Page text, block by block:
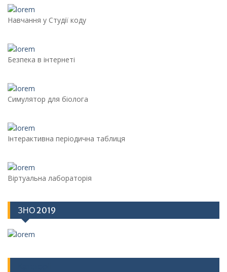
Навчання у Студії коду
Безпека в інтернеті
Симулятор для біолога
Інтерактивна періодична таблиця
Віртуальна лабораторія
ЗНО 2019